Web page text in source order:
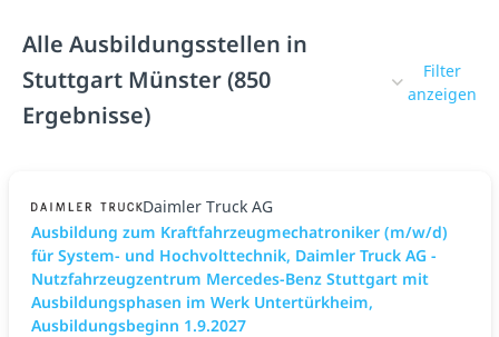
Alle Ausbildungsstellen in
Stuttgart Münster (850
Ergebnisse)
Filter
anzeigen
Daimler Truck AG
Ausbildung zum Kraftfahrzeugmechatroniker (m/w/d)
für System- und Hochvolttechnik, Daimler Truck AG -
Nutzfahrzeugzentrum Mercedes-Benz Stuttgart mit
Ausbildungsphasen im Werk Untertürkheim,
Ausbildungsbeginn 1.9.2027